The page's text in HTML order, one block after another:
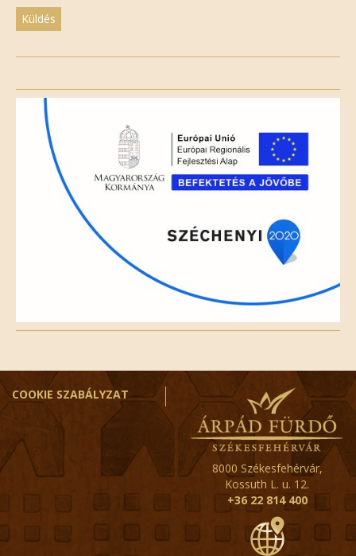
field
empty.
COOKIE SZABÁLYZAT
8000 Székesfehérvár,
Kossuth L. u. 12.
+36 22 814 400